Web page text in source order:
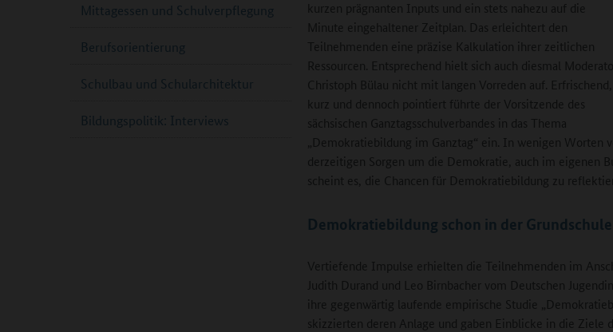
kurzen prägnanten Inputs und ein stets nahezu auf die
Minute eingehaltener Zeitplan. Das erleichtert den
Teilnehmenden eine präzise Kalkulation ihrer zeitlichen
Ressourcen. Entsprechend hielt sich auch diesmal Moderator
Christoph Bülau nicht mit langen Vorreden auf. Erfrischend,
kurz und dennoch pointiert führte der Vorsitzende des
sächsischen Ganztagsschulverbandes in das Thema
„Demokratiebildung im Ganztag“ ein. In wenigen Worten
derzeitigen Sorgen um die Demokratie, auch im eigenen
scheint es, die Chancen für Demokratiebildung zu
Demokratiebildung schon in der Grundschule
Vertiefende Impulse erhielten die Teilnehmenden im
Judith Durand und Leo Birnbacher vom Deutschen
ihre gegenwärtig laufende empirische Studie
skizzierten deren Anlage und gaben Einblicke in die Ziele
Mittagessen und Schulverpflegung
Berufsorientierung
Schulbau und Schularchitektur
Bildungspolitik: Interviews